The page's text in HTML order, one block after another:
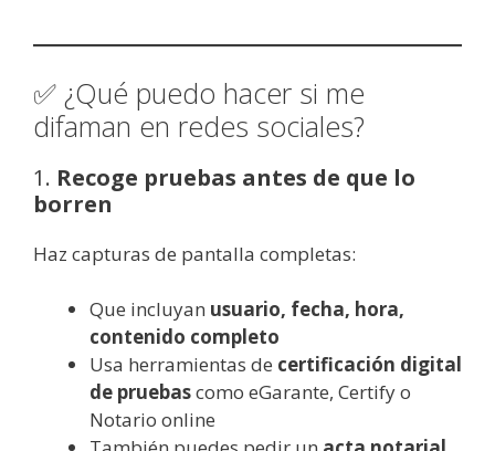
✅ ¿Qué puedo hacer si me
difaman en redes sociales?
1. Recoge pruebas antes de que lo
borren
Haz capturas de pantalla completas:
Que incluyan usuario, fecha, hora,
contenido completo
Usa herramientas de certificación digital
de pruebascomo eGarante, Certify o
Notario online